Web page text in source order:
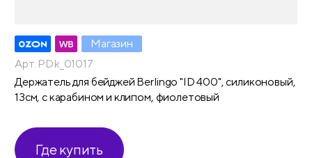
Магазин
Арт. PDk_01017
Держатель для бейджей Berlingo "ID 400", силиконовый,
13см, с карабином и клипом, фиолетовый
Где купить